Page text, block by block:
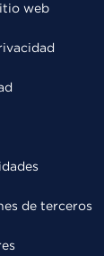
web
de terceros